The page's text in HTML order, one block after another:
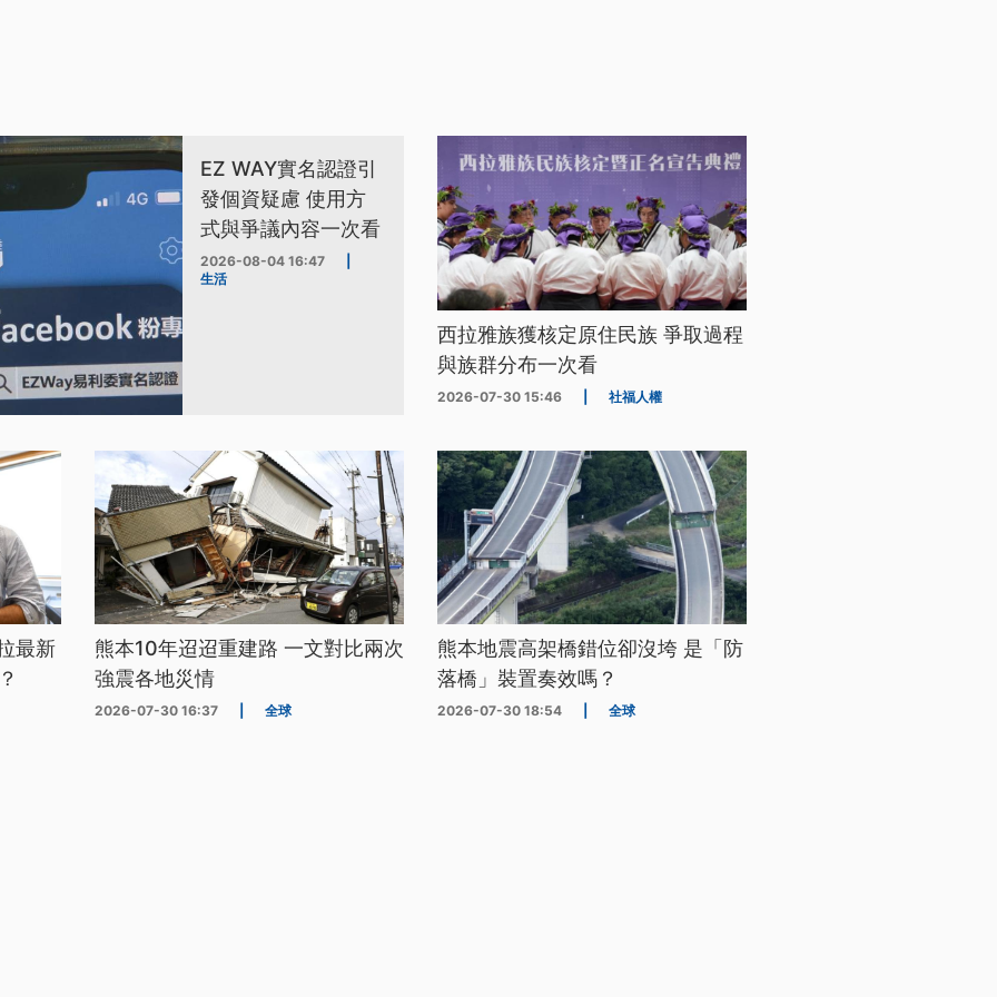
EZ WAY實名認證引
發個資疑慮 使用方
式與爭議內容一次看
2026-08-04 16:47
生活
西拉雅族獲核定原住民族 爭取過程
與族群分布一次看
2026-07-30 15:46 社福人權
最新
熊本10年迢迢重建路 一文對比兩次
強震各地災情
2026-07-30 16:37 全球
熊本地震高架橋錯位卻沒垮 是「防
落橋」裝置奏效嗎？
2026-07-30 18:54 全球